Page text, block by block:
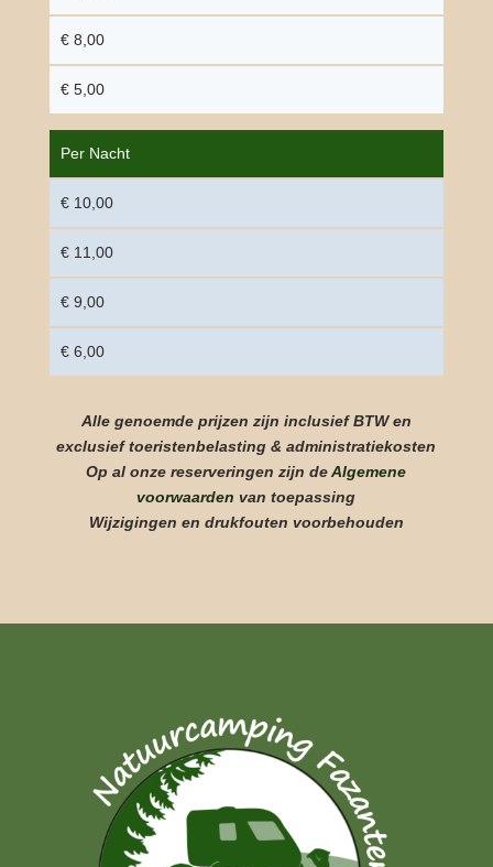
€ 8,00
€ 5,00
Per Nacht
€ 10,00
€ 11,00
€ 9,00
€ 6,00
Alle genoemde prijzen zijn inclusief BTW en
exclusief toeristenbelasting & administratiekosten
Op al onze reserveringen zijn deAlgemene
voorwaarden van toepassing
Wijzigingen en drukfouten voorbehouden